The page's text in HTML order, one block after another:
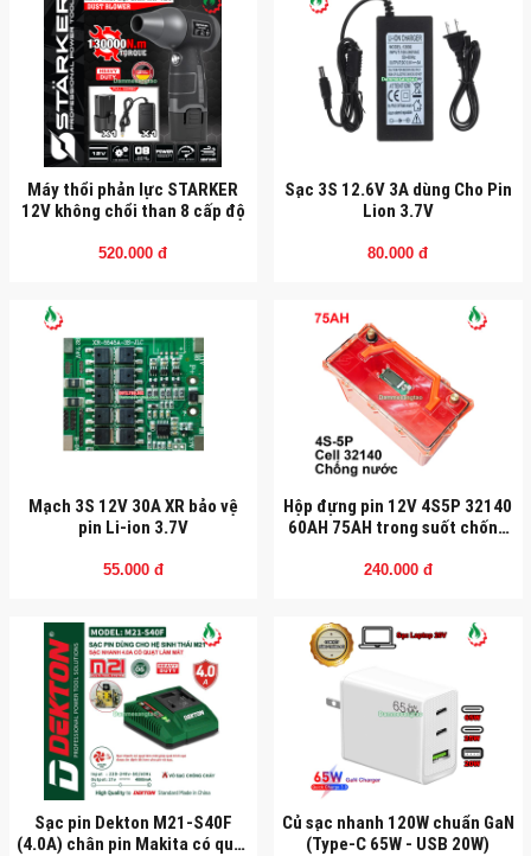
Máy thổi phản lực STARKER
12V không chổi than 8 cấp độ
520.000 đ
Sạc 3S 12.6V 3A dùng Cho Pin
Lion 3.7V
80.000 đ
Mạch 3S 12V 30A XR bảo vệ
pin Li-ion 3.7V
55.000 đ
Hộp đựng pin 12V 4S5P 32140
60AH 75AH trong suốt chống
240.000 đ
Sạc pin Dekton M21-S40F
(4.0A) chân pin Makita có quạt
Củ sạc nhanh 120W chuẩn GaN
(Type-C 65W - USB 20W)